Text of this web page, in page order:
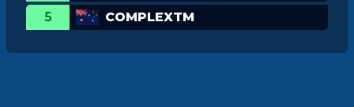
5
COMPLEXTM